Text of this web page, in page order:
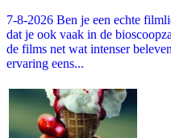
7-8-2026 Ben je een echte
dat je ook vaak in de
de films net wat intenser
ervaring eens...